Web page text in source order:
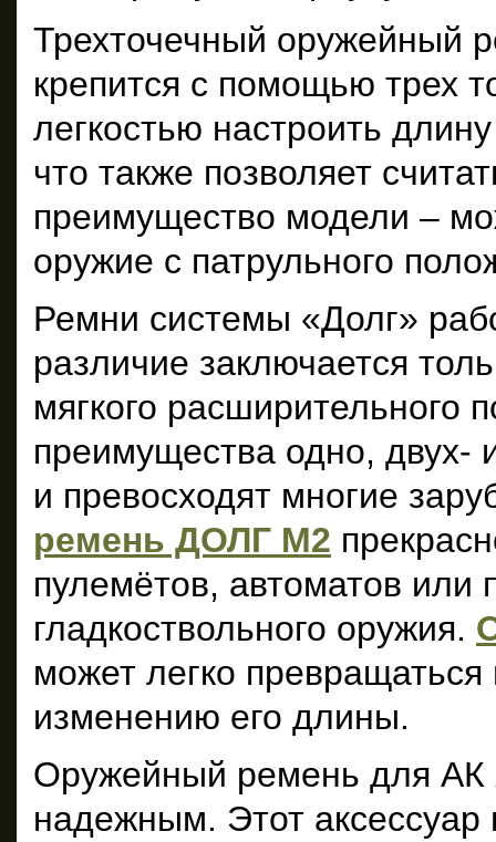
Трехточечный оружейный
крепится с помощью трех
легкостью настроить
что также позволяет
преимущество модели –
оружие с патрульного
Ремни системы «Долг»
различие заключается
мягкого расширительного
преимущества одно, двух-
и превосходят многие
ремень ДОЛГ М2
пулемётов, автоматов или
гладкоствольного оружия.
может легко
изменению его длины.
Оружейный ремень для АК
надежным. Этот аксессуар